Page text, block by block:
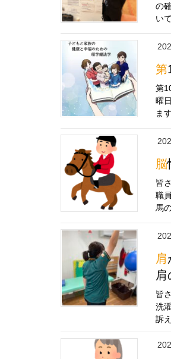
の
い
第
曜
ま
皆
職
馬
肩が痛い！上がらない！ そんな症状になる前に ～四十肩・五十
肩
皆
洗
訴